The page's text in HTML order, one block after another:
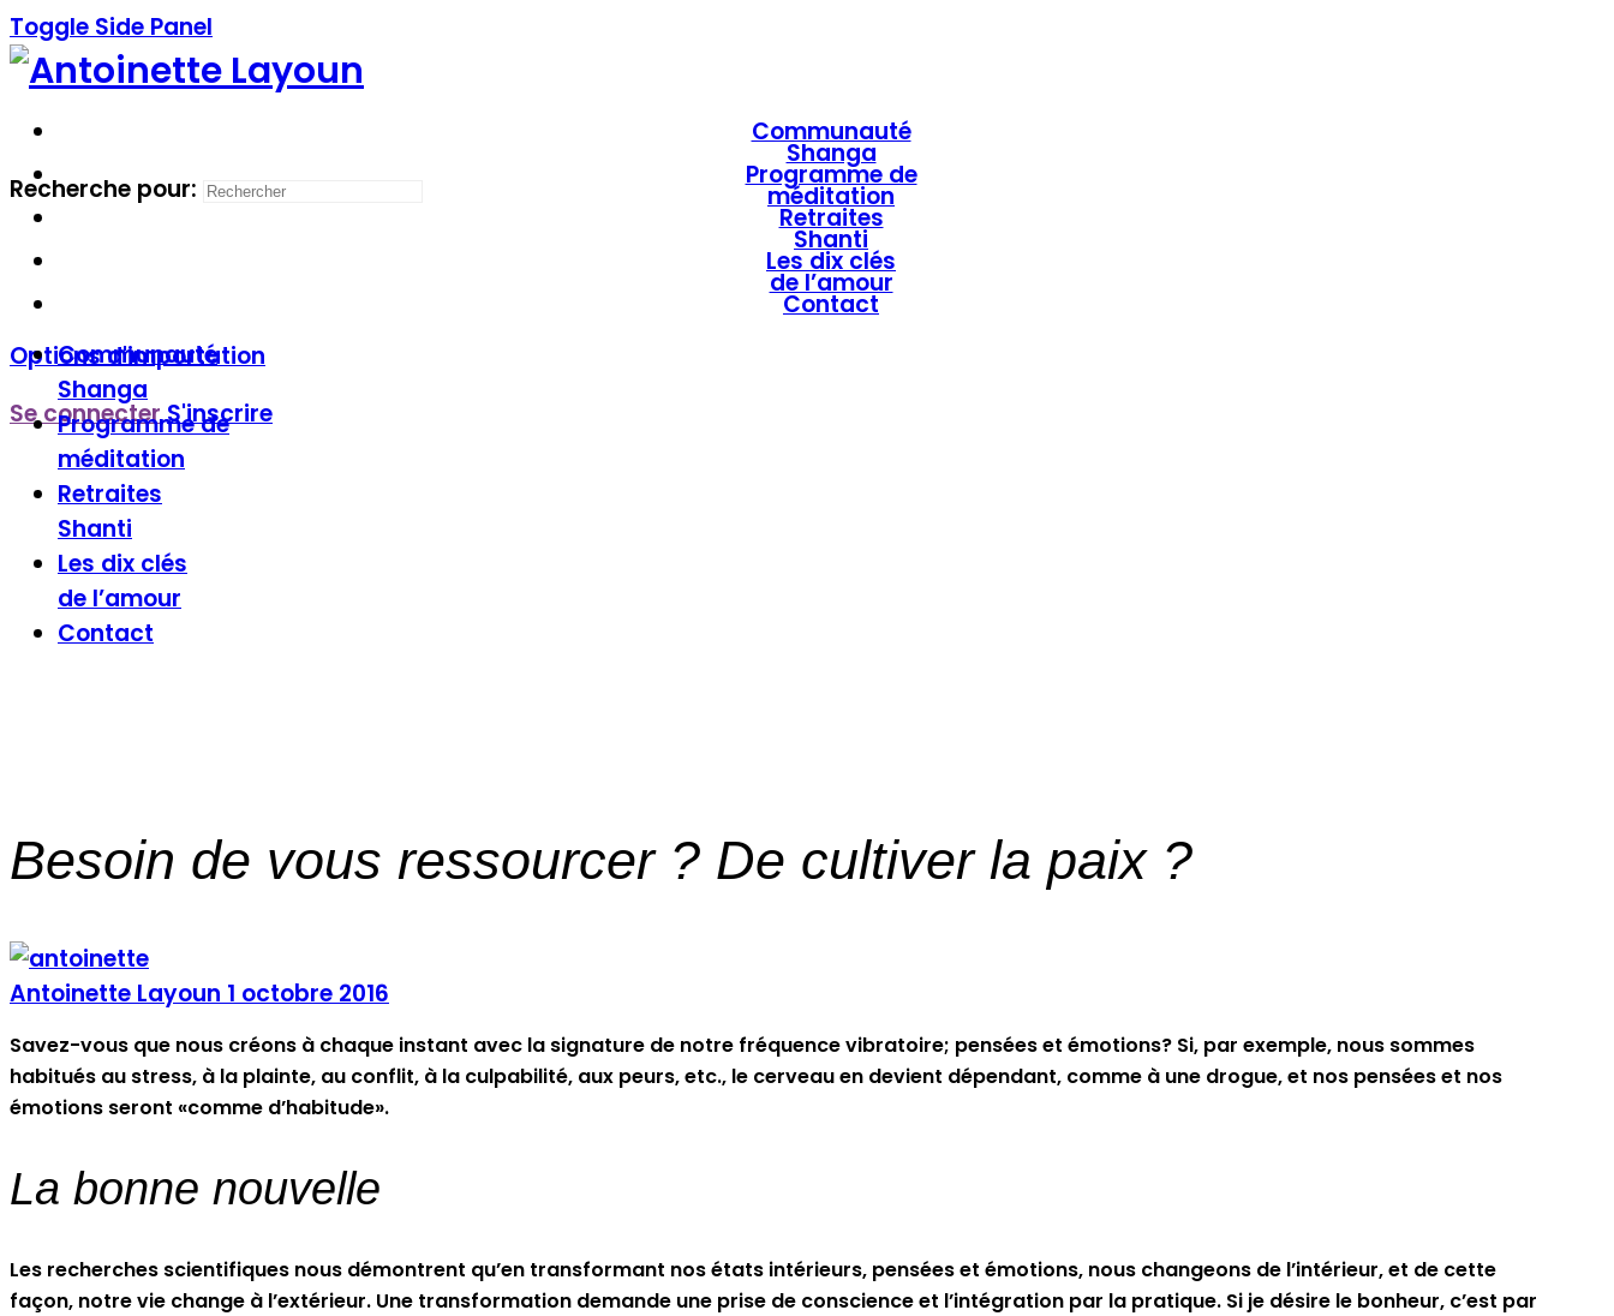
Toggle Side Panel
Communauté
Shanga
Programme de
méditation
Retraites
Shanti
Les dix clés
de l’amour
Contact
Options d'importation
Se connecterS'inscrire
Recherche pour:
Communauté
Shanga
Programme de
méditation
Retraites
Shanti
Les dix clés
de l’amour
Contact
Besoin de vous ressourcer ? De cultiver la paix ?
Antoinette Layoun 1 octobre 2016
Savez-vous que nous créons à chaque instant avec la signature de notre fréquence vibratoire; pensées et émotions? Si, par exemple, nous sommes
habitués au stress, à la plainte, au conflit, à la culpabilité, aux peurs, etc., le cerveau en devient dépendant, comme à une drogue, et nos pensées et nos
émotions seront «comme d’habitude».
La bonne nouvelle
Les recherches scientifiques nous démontrent qu’en transformant nos états intérieurs, pensées et émotions, nous changeons de l’intérieur, et de cette
façon, notre vie change à l’extérieur. Une transformation demande une prise de conscience et l’intégration par la pratique. Si je désire le bonheur, c’est par